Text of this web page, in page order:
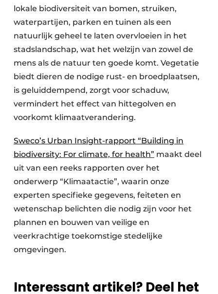
lokale biodiversiteit van bomen, struiken,
waterpartijen, parken en tuinen als een
natuurlijk geheel te laten overvloeien in het
stadslandschap, wat het welzijn van zowel de
mens als de natuur ten goede komt. Vegetatie
biedt dieren de nodige rust- en broedplaatsen,
is geluiddempend, zorgt voor schaduw,
vermindert het effect van hittegolven en
voorkomt klimaatverandering.
Sweco’s Urban Insight-rapport “Building in
biodiversity: For climate, for health” maakt deel
uit van een reeks rapporten over het
onderwerp “Klimaatactie”, waarin onze
experten specifieke gegevens, feiteten en
wetenschap belichten die nodig zijn voor het
plannen en bouwen van veilige en
veerkrachtige toekomstige stedelijke
omgevingen.
Interessant artikel? Deel het